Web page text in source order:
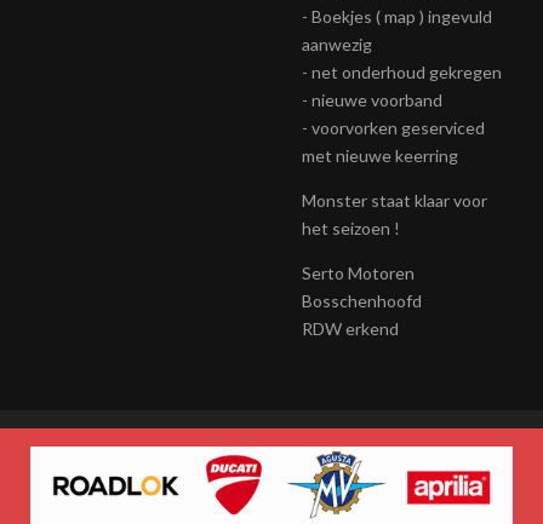
- Boekjes ( map ) ingevuld
aanwezig
- net onderhoud gekregen
- nieuwe voorband
- voorvorken geserviced
met nieuwe keerring
Monster staat klaar voor
het seizoen !
Serto Motoren
Bosschenhoofd
RDW erkend